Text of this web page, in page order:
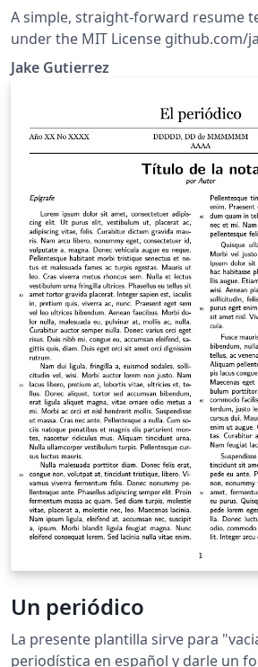
A simple, straight-forward resume template
under the MIT
Jake Gutierrez
Un periódico
La presente plantilla sirve para
periodística en español y darle un